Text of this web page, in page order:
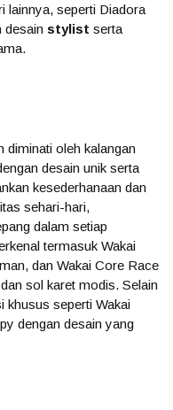
lainnya, seperti Diadora
desain stylist serta
diminati oleh kalangan
desain unik serta
kesederhanaan dan
sehari-hari,
dalam setiap
termasuk Wakai
dan Wakai Core Race
sol karet modis. Selain
khusus seperti Wakai
dengan desain yang